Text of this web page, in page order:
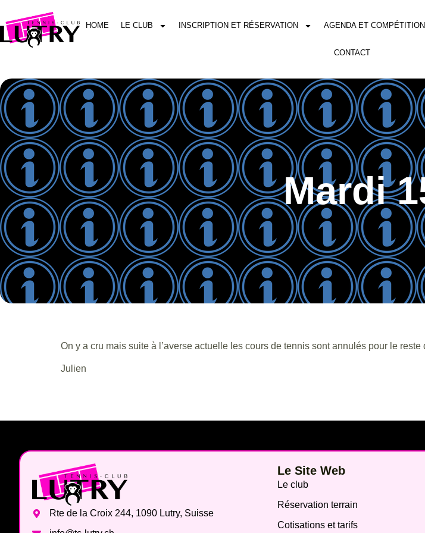
HOME LE CLUB INSCRIPTION ET RÉSERVATION AGENDA ET
CONTACT
Mardi
On y a cru mais suite à l’averse actuelle les cours de tennis sont annulés pour le reste
Julien
Rte de la Croix 244, 1090 Lutry, Suisse
Le Site Web
Le club
Réservation terrain
Cotisations et tarifs